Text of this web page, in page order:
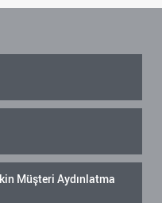
Müşteri Aydınlatma